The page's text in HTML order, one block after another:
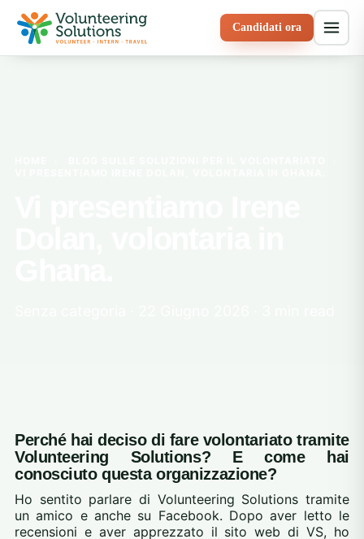
Candidati ora
Perché hai deciso di fare volontariato tramite
Volunteering Solutions? E come hai
conosciuto questa organizzazione?
Ho sentito parlare di Volunteering Solutions tramite
un amico e anche su Facebook. Dopo aver letto le
recensioni e aver apprezzato il sito web di VS, ho